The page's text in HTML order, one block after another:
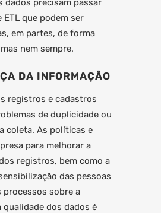
dados precisam passar
que podem ser
em partes, de forma
nem sempre.
DA INFORMAÇÃO
registros e cadastros
de duplicidade ou
coleta. As políticas e
para melhorar a
registros, bem como a
das pessoas
processos sobre a
dos dados é